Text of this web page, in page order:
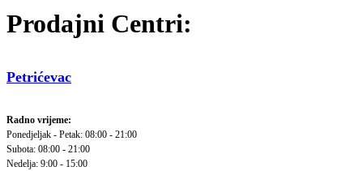
Prodajni Centri:
Petrićevac
Radno vrijeme:
Ponedjeljak - Petak: 08:00 - 21:00
Subota: 08:00 - 21:00
Nedelja: 9:00 - 15:00